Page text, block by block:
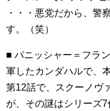
・・・悪党だから、警
す。（笑）
■ パニッシャー＝フラ
軍したカンダハルで、
第12話で、スクーノヴ
が、その謎はシリーズ